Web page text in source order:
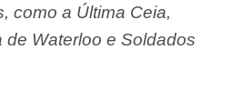
como a Última Ceia,
Waterloo e Soldados